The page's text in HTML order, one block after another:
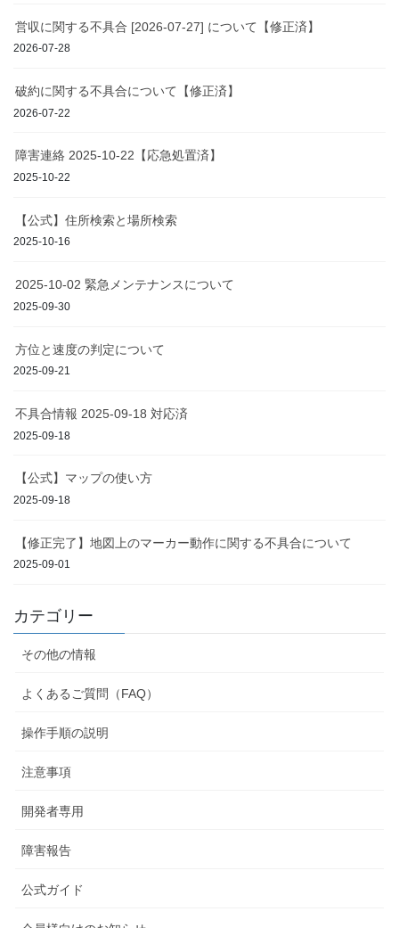
営収に関する不具合 [2026-07-27] について【修正済】
2026-07-28
破約に関する不具合について【修正済】
2026-07-22
障害連絡 2025-10-22【応急処置済】
2025-10-22
【公式】住所検索と場所検索
2025-10-16
2025-10-02 緊急メンテナンスについて
2025-09-30
方位と速度の判定について
2025-09-21
不具合情報 2025-09-18 対応済
2025-09-18
【公式】マップの使い方
2025-09-18
【修正完了】地図上のマーカー動作に関する不具合について
2025-09-01
カテゴリー
その他の情報
よくあるご質問（FAQ）
操作手順の説明
注意事項
開発者専用
障害報告
公式ガイド